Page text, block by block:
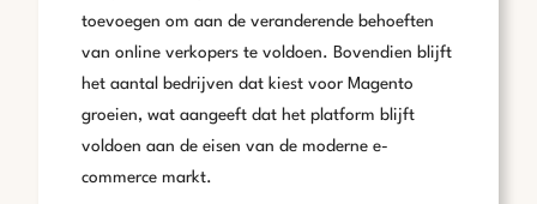
toevoegen om aan de veranderende behoeften
van online verkopers te voldoen. Bovendien blijft
het aantal bedrijven dat kiest voor Magento
groeien, wat aangeeft dat het platform blijft
voldoen aan de eisen van de moderne e-
commerce markt.